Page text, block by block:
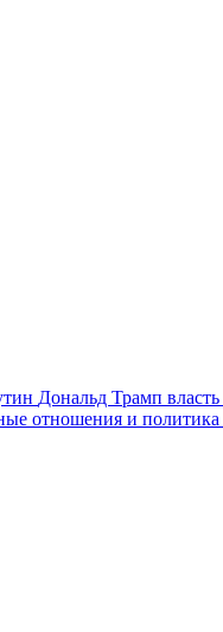
Дональд Трамп власть
отношения и политика